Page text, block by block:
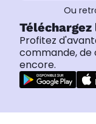
Ou
Profitez
commande, de
encore.